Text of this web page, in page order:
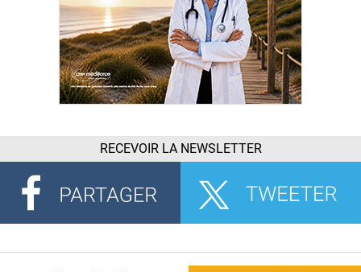
RECEVOIR LA NEWSLETTER